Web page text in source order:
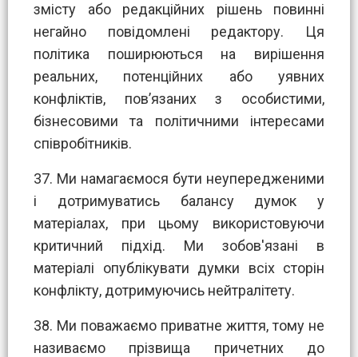
змісту або редакційних рішень повинні
негайно повідомлені редактору. Ця
політика поширюються на вирішення
реальних, потенційних або уявних
конфліктів, пов’язаних з особистими,
бізнесовими та політичними інтересами
співробітників.
37. Ми намагаємося бути неупередженими
і дотримуватись балансу думок у
матеріалах, при цьому використовуючи
критичний підхід. Ми зобов'язані в
матеріалі опублікувати думки всіх сторін
конфлікту, дотримуючись нейтралітету.
38. Ми поважаємо приватне життя, тому не
називаємо прізвища причетних до